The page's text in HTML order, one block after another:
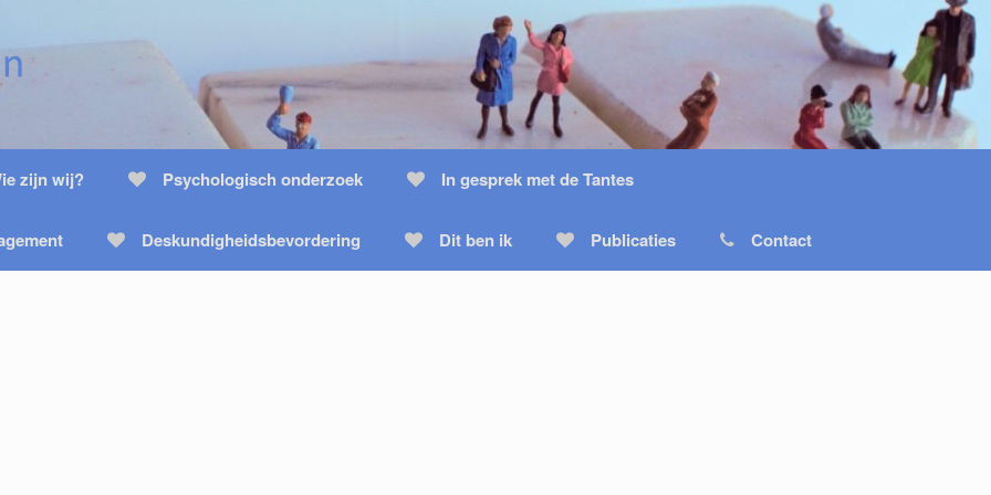
zijn wij? Psychologisch onderzoek In gesprek met de Tantes
Deskundigheidsbevordering Dit ben ik Publicaties Contact